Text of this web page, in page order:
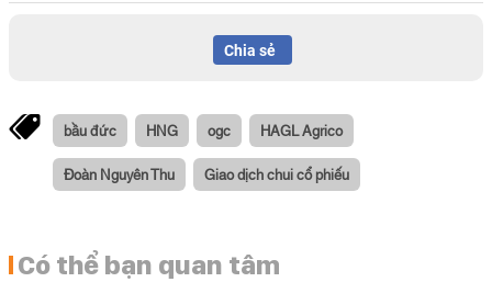
Chia sẻ
bầu đức HNG ogc HAGL Agrico
Đoàn Nguyên Thu Giao dịch chui cổ phiếu
Có thể bạn quan tâm